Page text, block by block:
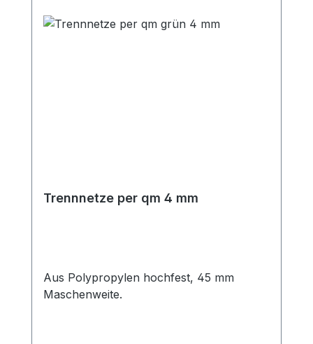
Trennnetze per qm 4 mm
Aus Polypropylen hochfest, 45 mm
Maschenweite.